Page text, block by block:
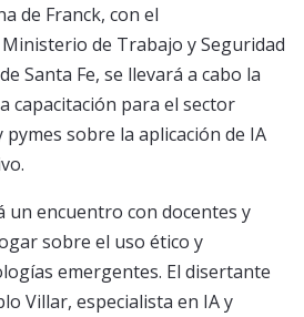
de Franck, con el
de Trabajo y Seguridad
Santa Fe, se llevará a cabo la
capacitación para el sector
sobre la aplicación de IA
un encuentro con docentes y
sobre el uso ético y
emergentes. El disertante
Villar, especialista en IA y